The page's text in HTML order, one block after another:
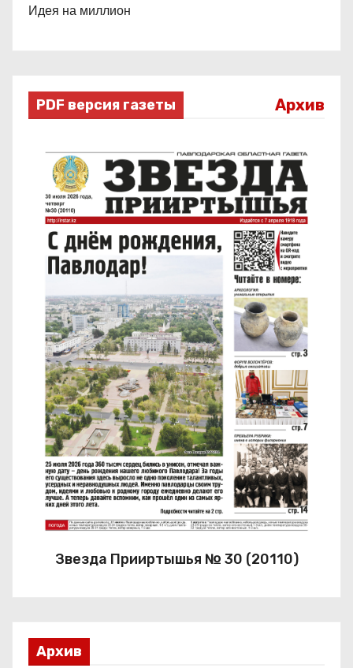
Идея на миллион
PDF версия газеты Архив
Звезда Прииртышья № 30 (20110)
Архив